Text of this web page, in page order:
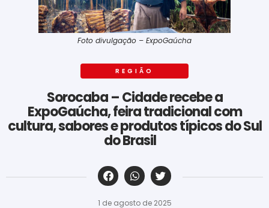
Foto divulgação – ExpoGaúcha
REGIÃO
Sorocaba – Cidade recebe a
ExpoGaúcha, feira tradicional com
cultura, sabores e produtos típicos do Sul
do Brasil
‎ ‎ ‎ ‎ ‎ ‎ ‎ ‎ ‎ ‎ ‎ ‎ ‎ ‎ ‎ ‎ ‎ ‎ ‎ ‎ ‎ ‎ ‎ ‎ ‎ ‎ ‎ ‎ ‎ ‎ ‎
1 de agosto de 2025